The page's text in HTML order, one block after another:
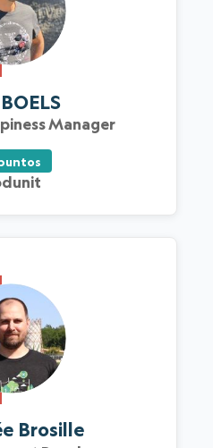
Manager
Brosille